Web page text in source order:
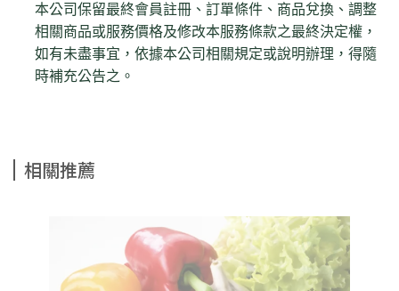
本公司保留最終會員註冊、訂單條件、商品兌換、調整
相關商品或服務價格及修改本服務條款之最終決定權，
如有未盡事宜，依據本公司相關規定或說明辦理，得隨
時補充公告之。
相關推薦